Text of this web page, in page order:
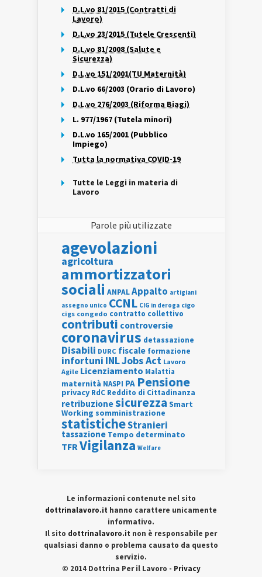
D.L.vo 81/2015 (Contratti di
Lavoro)
D.L.vo 23/2015 (Tutele Crescenti)
D.L.vo 81/2008 (Salute e
Sicurezza)
D.L.vo 151/2001(TU Maternità)
D.L.vo 66/2003 (Orario di Lavoro)
D.L.vo 276/2003 (Riforma Biagi)
L. 977/1967 (Tutela minori)
D.L.vo 165/2001 (Pubblico
Impiego)
Tutta la normativa COVID-19
Tutte le Leggi in materia di
Lavoro
Parole più utilizzate
agevolazioni
agricoltura
ammortizzatori
sociali ANPALAppalto artigiani
assegno unico CCNL CIG in deroga cigo
cigs congedo contratto collettivo
contributi controversie
coronavirus detassazione
Disabili DURC fiscale formazione
infortuni INLJobs Act Lavoro
Agile Licenziamento Malattia
maternità NASPI PA Pensione
privacy RdC Reddito di Cittadinanza
retribuzionesicurezza Smart
Working somministrazione
statisticheStranieri
tassazione Tempo determinato
TFRVigilanza Welfare
Le informazioni contenute nel sito
dottrinalavoro.it hanno carattere unicamente
informativo.
Il sito dottrinalavoro.it non è responsabile per
qualsiasi danno o problema causato da questo
servizio.
© 2014 Dottrina Per il Lavoro - Privacy